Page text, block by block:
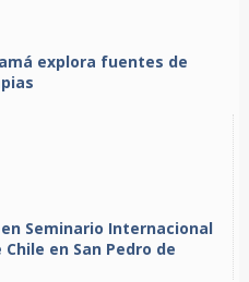
explora fuentes de
en Seminario Internacional
en San Pedro de